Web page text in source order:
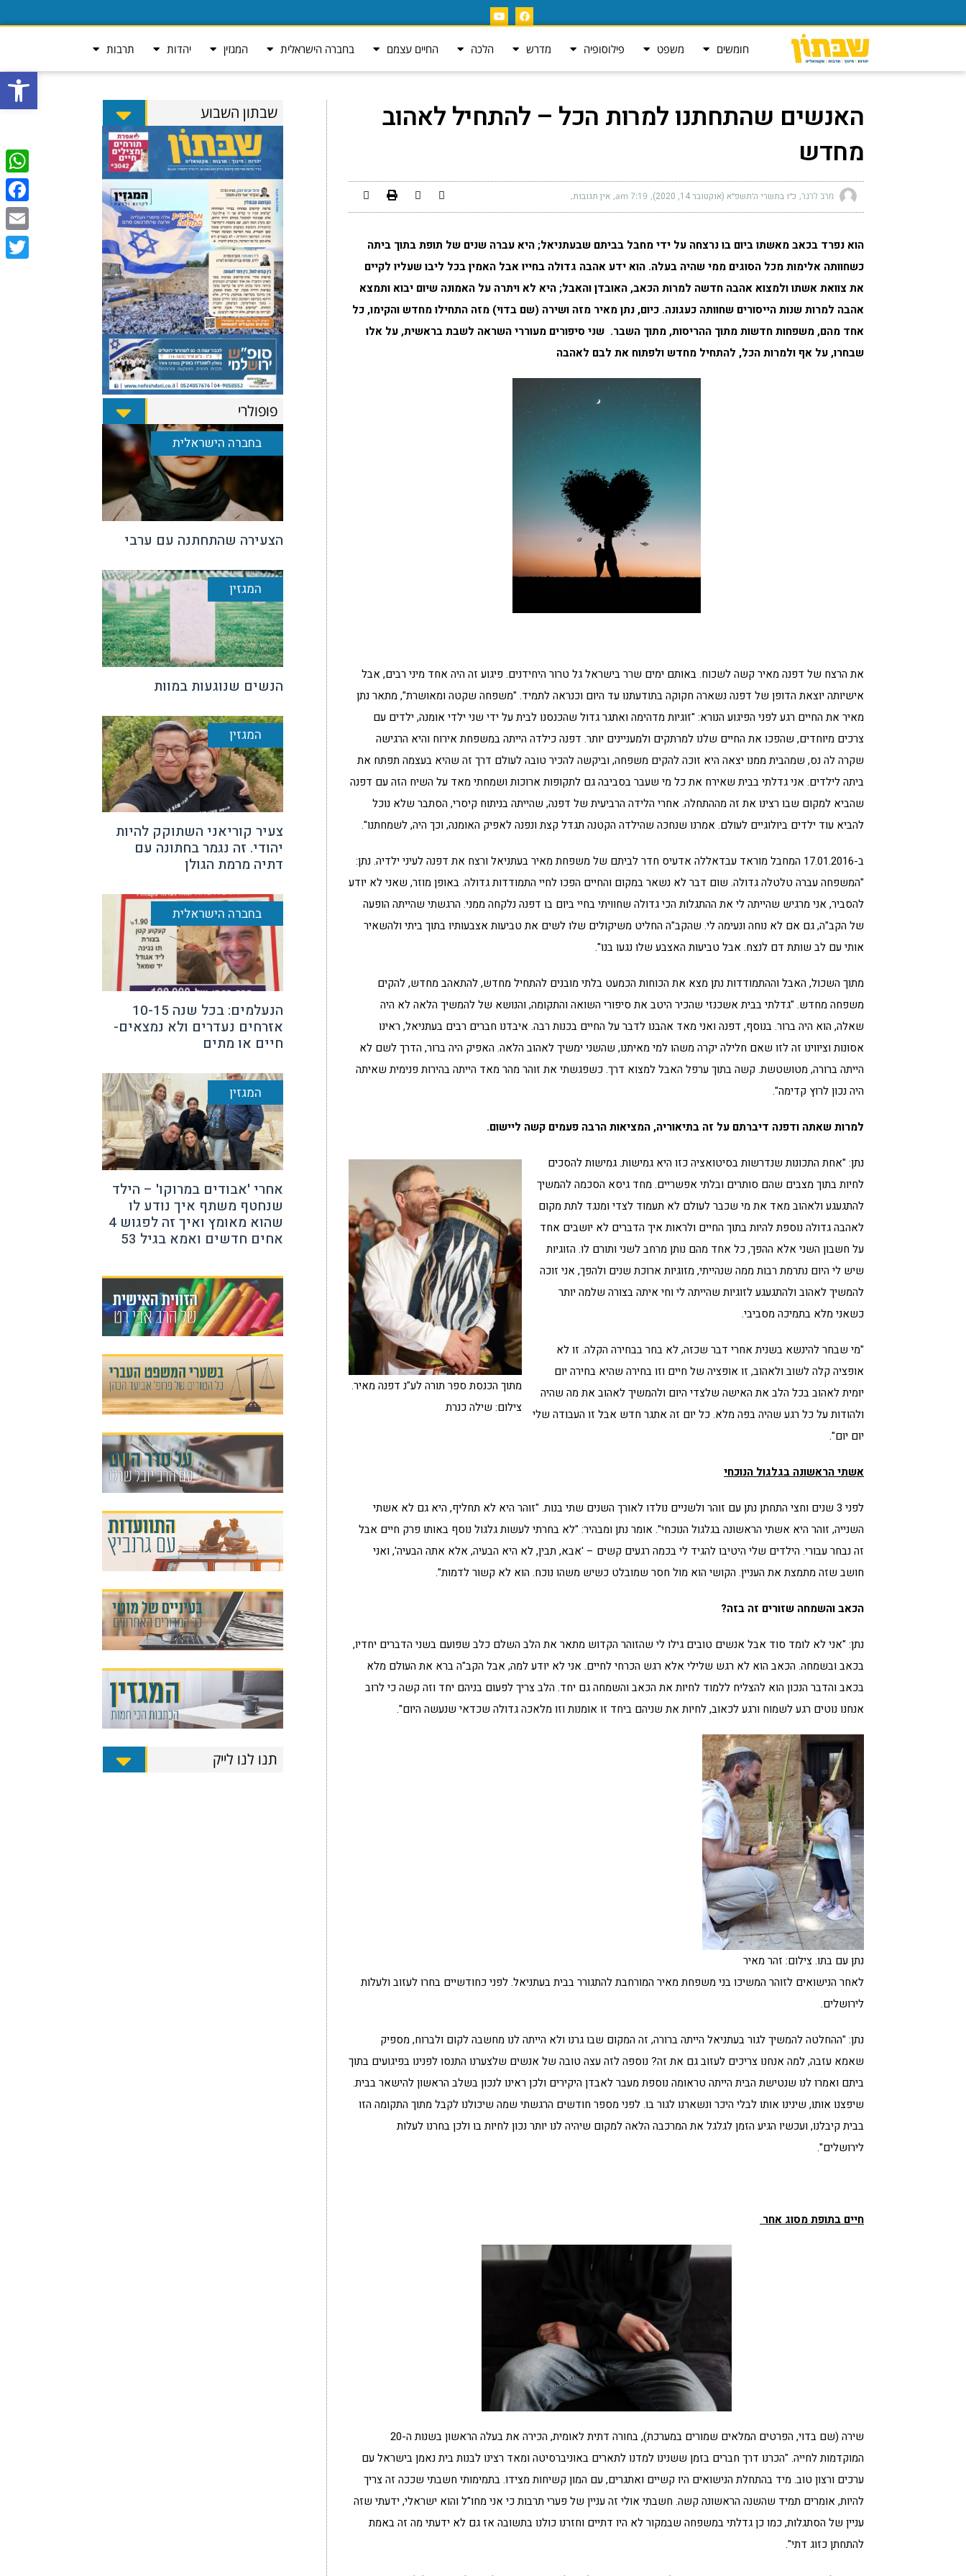
פתח
חומשים משפט פילוסופיה מדרש הלכה החיים עצמם בחברה הישראלית המגזין יהדות תרבות
האנשים שהתחתנו למרות הכל – להתחיל לאהוב
מחדש
מרב לרנר כ״ו בתשרי ה׳תשפ״א (אוקטובר 14, 2020) 7:19 am אין תגובות
הוא נפרד בכאב מאשתו ביום בו נרצחה על ידי מחבל בביתם שבעתניאל; היא עברה שנים של תופת בתוך ביתה
כשחוותה אלימות מכל הסוגים ממי שהיה בעלה. הוא ידע אהבה גדולה בחייו אבל האמין בכל ליבו שעליו לקיים
את צוואת אשתו ולמצוא אהבה חדשה למרות הכאב, האובדן והאבל; היא לא ויתרה על האמונה שיום יבוא ותמצא
אהבה למרות שנות הייסורים שחוותה כעגונה. כיום, נתן מאיר מזה ושירה (שם בדוי) מזה התחילו מחדש והקימו, כל
אחד מהם, משפחות חדשות מתוך ההריסות, מתוך השבר. שני סיפורים מעוררי השראה לשבת בראשית, על אלו
שבחרו, על אף ולמרות הכל, להתחיל מחדש ולפתוח את לבם לאהבה
את הרצח של דפנה מאיר קשה לשכוח. באותם ימים שרר בישראל גל טרור היחידנים. פיגוע זה היה אחד מיני רבים, אבל
אישיותה יוצאת הדופן של דפנה נשארה חקוקה בתודעתנו עד היום וכנראה לתמיד. "משפחה שקטה ומאושרת", מתאר נתן
מאיר את החיים רגע לפני הפיגוע הנורא: "זוגיות מדהימה ואתגר גדול שהכנסנו לבית על ידי שני ילדי אומנה, ילדים עם
צרכים מיוחדים, שהפכו את החיים שלנו למרתקים ולמעניינים יותר. דפנה כילדה הייתה במשפחת אירוח והיא הרגישה
שקרה לה נס, שמהבית ממנו יצאה היא זוכה להקים משפחה, וביקשה להכיר טובה לעולם דרך זה שהיא בעצמה תפתח את
ביתה לילדים. אני גדלתי בבית שאירח את כל מי שעבר בסביבה גם לתקופות ארוכות ושמחתי מאד על השיח הזה עם דפנה
שהביא למקום שבו רצינו את זה מההתחלה. אחרי הלידה הרביעית של דפנה, שהייתה בניתוח קיסרי, הסתבר שלא נוכל
להביא עוד ילדים ביולוגיים לעולם. אמרנו שנחכה שהילדה הקטנה תגדל קצת ונפנה לאפיק האומנה, וכך היה, לשמחתנו".
ב-17.01.2016 המחבל מוראד עבדאללה אדעיס חדר לביתם של משפחת מאיר בעתניאל ורצח את דפנה לעיני ילדיה. נתן:
"המשפחה עברה טלטלה גדולה. שום דבר לא נשאר במקום והחיים הפכו לחיי התמודדות גדולה. באופן מוזר, שאני לא יודע
להסביר, אני מרגיש שהייתה לי את ההתגלות הכי גדולה שחוויתי בחיי ביום בו דפנה נלקחה ממני. הרגשתי שהייתה הופעה
של הקב"ה, גם אם לא נוחה ונעימה לי. שהקב"ה החליט משיקולים שלו לשים את טביעות אצבעותיו בתוך ביתי ולהשאיר
אותי עם לב שותת דם לנצח. אבל טביעות האצבע שלו נגעו בנו".
מתוך השכול, האבל וההתמודדות נתן מצא את הכוחות הכמעט בלתי מובנים להתחיל מחדש, להתאהב מחדש, להקים
משפחה מחדש. "גדלתי בבית אשכנזי שהכיר היטב את סיפורי השואה והתקומה, והנושא של להמשיך הלאה לא היה
שאלה, הוא היה ברור. בנוסף, דפנה ואני מאד אהבנו לדבר על החיים בכנות רבה. איבדנו חברים רבים בעתניאל, ראינו
אסונות וציווינו זה לזו שאם חלילה יקרה משהו למי מאיתנו, שהשני ימשיך לאהוב הלאה. האפיק היה ברור, הדרך לשם לא
הייתה ברורה, מטושטשת. קשה בתוך ערפל האבל למצוא דרך. כשפגשתי את זוהר מהר מאד הייתה בהירות פנימית שאיתה
היה נכון לרוץ קדימה".
למרות שאתה ודפנה דיברתם על זה בתיאוריה, המציאות הרבה פעמים קשה ליישום.
מתוך הכנסת ספר תורה לע"נ דפנה מאיר.
צילום: שילה כנרת
נתן: "אחת התכונות שנדרשות בסיטואציה כזו היא גמישות. גמישות להסכים
לחיות בתוך מצבים שהם סותרים ובלתי אפשריים. מחד גיסא הסכמה להמשיך
להתגעגע ולאהוב מאד את מי שכבר לעולם לא תעמוד לצדי ומנגד לתת מקום
לאהבה גדולה נוספת להיות בתוך החיים ולראות איך הדברים לא יושבים אחד
על חשבון השני אלא ההפך, כל אחד מהם נותן מרחב לשני ותורם לו. הזוגיות
שיש לי היום נתרמת רבות ממה שנהייתי, מזוגיות ארוכת שנים ולהפך, אני זוכה
להמשיך לאהוב ולהתגעגע לזוגיות שהייתה לי וחי איתה בצורה שלמה יותר
כשאני מלא בתמיכה מסביבי.
"מי שבחר להינשא בשנית אחרי דבר שכזה, לא בחר בבחירה הקלה. זו לא
אופציה קלה לשוב ולאהוב, זו אופציה של חיים וזו בחירה שהיא בחירה יום
יומית לאהוב בכל הלב את האישה שלצדי היום ולהמשיך לאהוב את מה שהיה
ולהודות על כל רגע שהיה בפה מלא. כל יום זה אתגר חדש אבל זו העבודה שלי
יום יום".
אשתי הראשונה בגלגול הנוכחי
לפני 3 שנים וחצי התחתן נתן עם זוהר ולשניים נולדו לאורך השנים שתי בנות. "זוהר היא לא תחליף, היא גם לא אשתי
השנייה, זוהר היא אשתי הראשונה בגלגול הנוכחי". אומר נתן ומבהיר: "לא בחרתי לעשות גלגול נוסף באותו פרק חיים אבל
זה נבחר עבורי. הילדים שלי היטיבו להגיד לי בכמה רגעים קשים – 'אבא, תבין, לא היא הבעיה, אלא אתה הבעיה', ואני
חושב שזה מתמצת את העניין. הקושי הוא מול חסר שמובלט כשיש משהו נוכח. הוא לא קשור לדמות".
הכאב והשמחה שזורים זה בזה?
נתן: "אני לא לומד סוד אבל אנשים טובים גילו לי שהזוהר הקדוש מתאר את הלב השלם כלב שפועם בשני הדברים יחדיו,
בכאב ובשמחה. הכאב הוא לא רגש שלילי אלא רגש הכרחי לחיים. אני לא יודע למה, אבל הקב"ה ברא את העולם מלא
בכאב והדבר הנכון הוא להצליח ללמוד לחיות את הכאב והשמחה גם יחד. הלב צריך לפעום בניהם יחד וזה קשה כי לרוב
אנחנו נוטים רגע לשמוח ורגע לכאוב, לחיות את שניהם ביחד זו אומנות וזו מלאכה גדולה שכדאי שנעשה היום".
נתן עם בתו. צילום: זהר מאיר
לאחר הנישואים לזוהר המשיכו בני משפחת מאיר המורחבת להתגורר בבית בעתניאל. לפני כחודשיים בחרו לעזוב ולעלות
לירושלים.
נתן: "ההחלטה להמשיך לגור בעתניאל הייתה ברורה, זה המקום שבו גרנו ולא הייתה לנו מחשבה לקום ולברוח, מספיק
שאמא עזבה, למה אנחנו צריכים לעזוב גם את זה? נוספה לזה עצה טובה של אנשים שלצערנו התנסו לפנינו בפיגועים בתוך
ביתם ואמרו לנו שנטישת הבית הייתה טראומה נוספת מעבר לאבדן היקירים ולכן ראינו לנכון בשלב הראשון להישאר בבית.
שיפצנו אותו, שינינו אותו לבלי היכר ונשארנו לגור בו. לפני מספר חודשים הרגשתי שמה שיכולנו לקבל מתוך התקומה הזו
בבית קיבלנו, ועכשיו הגיע הזמן לגלגל את המרכבה הלאה למקום שיהיה לנו יותר נכון לחיות בו ולכן בחרנו לעלות
לירושלים".
חיים בתופת מסוג אחר
שירה (שם בדוי, הפרטים המלאים שמורים במערכת), בחורה דתית לאומית, הכירה את בעלה הראשון בשנות ה-20
המוקדמות לחייה. "הכרנו דרך חברים בזמן ששנינו למדנו לתארים באוניברסיטה ומאד רצינו לבנות בית נאמן בישראל עם
ערכים ורצון טוב. מיד בהתחלת הנישואים היו קשיים ואתגרים, עם המון קשיחות מצידו. בתמימותי חשבתי שככה זה צריך
להיות, אומרים תמיד שהשנה הראשונה קשה. חשבתי אולי זה עניין של פערי תרבות כי אני מחו"ל והוא ישראלי, ידעתי שזה
עניין של הסתגלות, כמו כן גדלתי במשפחה שבמקור לא היו דתיים וחזרנו כולנו בתשובה אז גם לא ידעתי מה זה באמת
להתחתן כזוג דתי".
שבתון השבוע
פופולרי
בחברה הישראלית
הצעירה שהתחתנה עם ערבי
המגזין
הנשים שנוגעות במוות
המגזין
צעיר קוריאני השתוקק להיות
יהודי. זה נגמר בחתונה עם
דתיה מרמת הגולן
בחברה הישראלית
הנעלמים: בכל שנה 10-15
אזרחים נעדרים ולא נמצאים-
חיים או מתים
המגזין
אחרי 'אבודים במרוקו' – הילד
שנחטף משתף איך נודע לו
שהוא מאומץ ואיך זה לפגוש 4
אחים חדשים ואמא בגיל 53
תנו לנו לייק
Email